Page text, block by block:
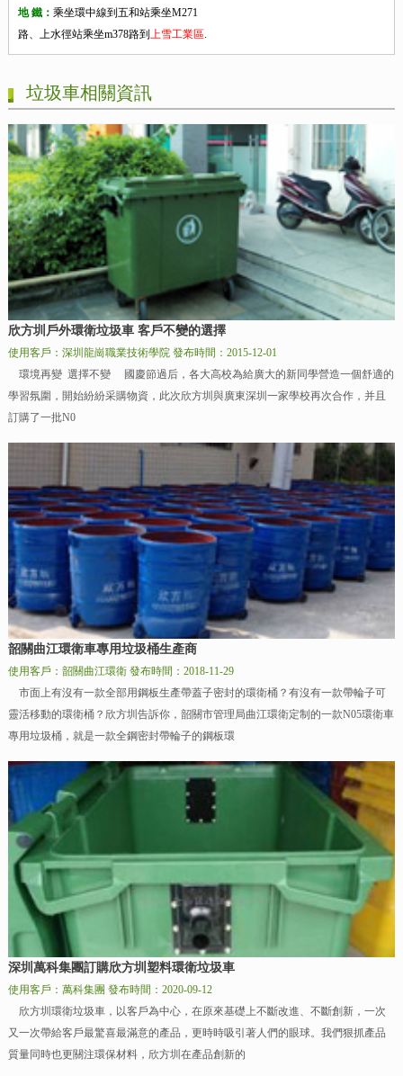
地 鐵： 乘坐環中線到五和站乘坐M271
路、上水徑站乘坐m378路到 上雪工業區.
垃圾車相關資訊
欣方圳戶外環衛垃圾車 客戶不變的選擇
使用客戶：深圳龍崗職業技術學院 發布時間：2015-12-01
環境再變 選擇不變 國慶節過后，各大高校為給廣大的新同學營造一個舒適的
學習氛圍，開始紛紛采購物資，此次欣方圳與廣東深圳一家學校再次合作，并且
訂購了一批N0
韶關曲江環衛車專用垃圾桶生產商
使用客戶：韶關曲江環衛 發布時間：2018-11-29
市面上有沒有一款全部用鋼板生產帶蓋子密封的環衛桶？有沒有一款帶輪子可
靈活移動的環衛桶？欣方圳告訴你，韶關市管理局曲江環衛定制的一款N05環衛車
專用垃圾桶，就是一款全鋼密封帶輪子的鋼板環
深圳萬科集團訂購欣方圳塑料環衛垃圾車
使用客戶：萬科集團 發布時間：2020-09-12
欣方圳環衛垃圾車，以客戶為中心，在原來基礎上不斷改進、不斷創新，一次
又一次帶給客戶最驚喜最滿意的產品，更時時吸引著人們的眼球。我們狠抓產品
質量同時也更關注環保材料，欣方圳在產品創新的